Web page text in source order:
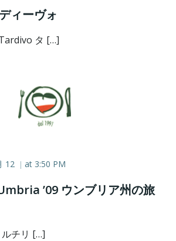
ィーヴォ
タ […]
12 | at 3:50 PM
’09 ウンブリア州の旅
ルチリ […]